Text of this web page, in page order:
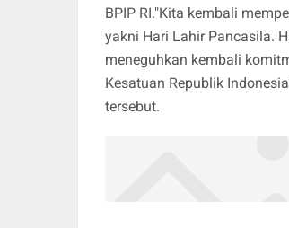
BPIP RI."Kita kembali
yakni Hari Lahir Pancasila.
meneguhkan kembali
Kesatuan Republik
tersebut.